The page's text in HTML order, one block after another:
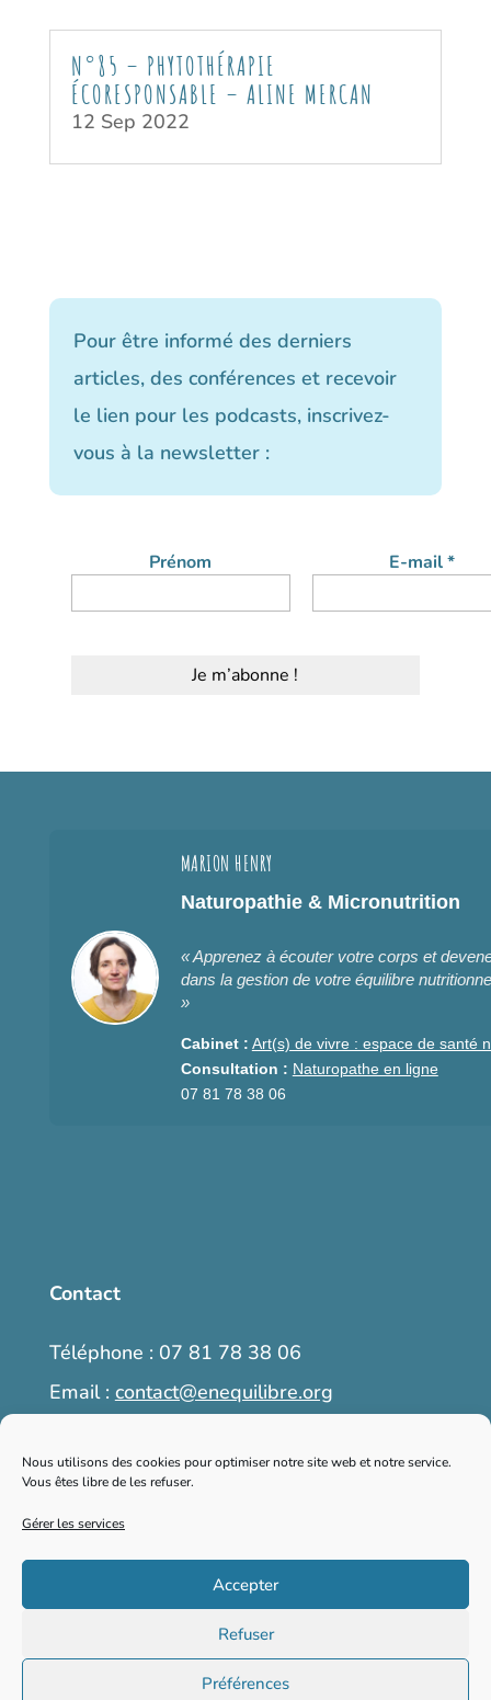
Nous utilisons des cookies pour optimiser notre site web et notre service.
Vous êtes libre de les refuser.
Gérer les services
Accepter
Refuser
Préférences
N°85 – PHYTOTHÉRAPIE
ÉCORESPONSABLE – ALINE MERCAN
12 Sep 2022
Pour être informé des derniers
articles, des conférences et recevoir
le lien pour les podcasts, inscrivez-
vous à la newsletter :
Prénom E-mail*
MARION HENRY
Naturopathie & Micronutrition
« Apprenez à écouter votre corps et
dans la gestion de votre équilibre
»
Cabinet : Art(s) de vivre : espace de santé
Consultation : Naturopathe en ligne
07 81 78 38 06
Contact
Téléphone : 07 81 78 38 06
Email : contact@enequilibre.org
Prendre rendez-vous
2026 © enequilibre.org – Tous droits
réservés